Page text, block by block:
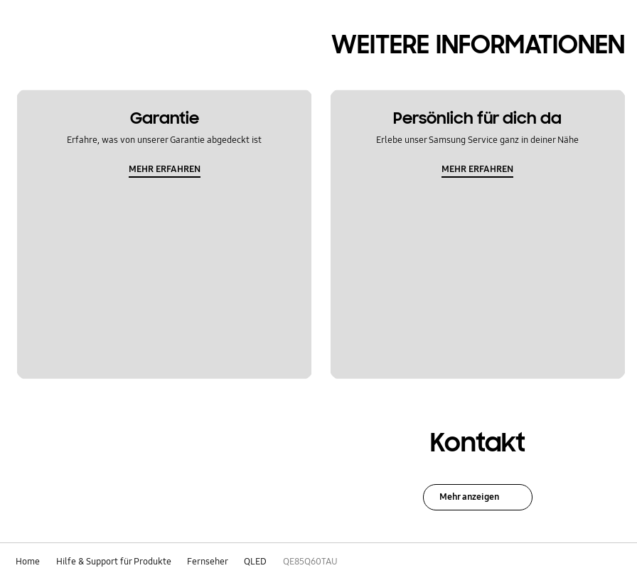
WEITERE INFORMATIONEN
Garantie
Erfahre, was von unserer Garantie abgedeckt ist
MEHR ERFAHREN
Persönlich für dich da
Erlebe unser Samsung Service ganz in deiner Nähe
MEHR ERFAHREN
Kontakt
Mehr anzeigen
Home Hilfe & Support für Produkte Fernseher QLED QE85Q60TAU